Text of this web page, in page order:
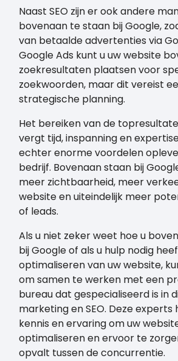
Naast SEO zijn er ook andere
bovenaan te staan bij Google,
van betaalde advertenties via
Google Ads kunt u uw website
zoekresultaten plaatsen voor
zoekwoorden, maar dit vereist
strategische planning.
Het bereiken van de
vergt tijd, inspanning en
echter enorme voordelen
bedrijf. Bovenaan staan bij
meer zichtbaarheid, meer
website en uiteindelijk meer
of leads.
Als u niet zeker weet hoe u
bij Google of als u hulp nodig
optimaliseren van uw website,
om samen te werken met een
bureau dat gespecialiseerd is in
marketing en SEO. Deze experts
kennis en ervaring om uw
optimaliseren en ervoor te
opvalt tussen de concurrentie.